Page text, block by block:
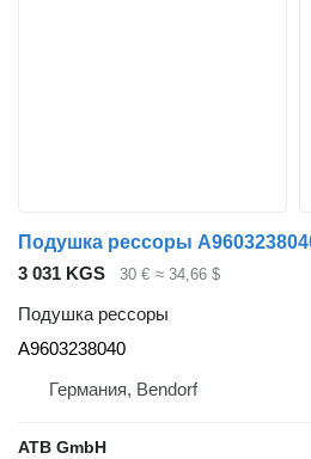
3 031 KGS 30 € ≈ 34,66 $
Подушка рессоры
A9603238040
Германия, Bendorf
ATB GmbH